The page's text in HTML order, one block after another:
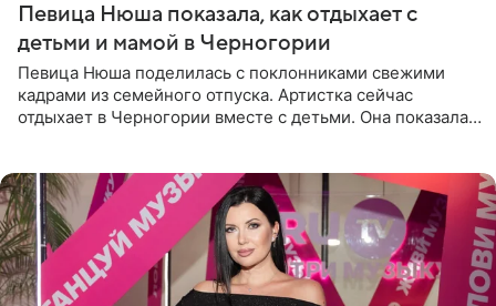
Певица Нюша показала, как отдыхает с
детьми и мамой в Черногории
Певица Нюша поделилась с поклонниками свежими
кадрами из семейного отпуска. Артистка сейчас
отдыхает в Черногории вместе с детьми. Она показала,